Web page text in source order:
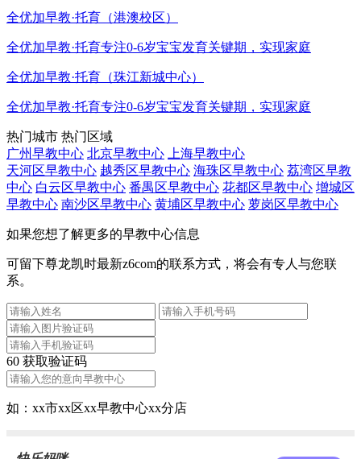
全优加早教·托育（港澳校区）
全优加早教·托育专注0-6岁宝宝发育关键期，实现家庭
全优加早教·托育（珠江新城中心）
全优加早教·托育专注0-6岁宝宝发育关键期，实现家庭
热门城市 热门区域
广州早教中心 北京早教中心
上海早教中心
天河区早教中心 越秀区早教中心 海珠区早教中心 荔湾区早教
中心 白云区早教中心 番禺区早教中心 花都区早教中心 增城区
早教中心 南沙区早教中心 黄埔区早教中心 萝岗区早教中心
如果您想了解更多的早教中心信息
可留下尊龙凯时最新z6com的联系方式，将会有专人与您联
系。
60 获取验证码
如：xx市xx区xx早教中心xx分店